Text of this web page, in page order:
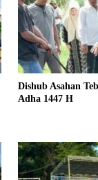
Dishub Asahan
Adha 1447 H